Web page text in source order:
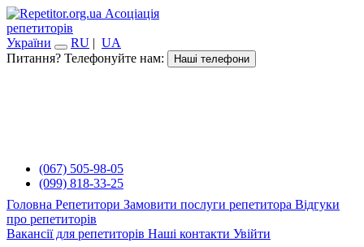
Асоціація
репетиторів
України
RU | UA
Питання? Телефонуйте нам:
Наші телефони
(067) 505-98-05
(099) 818-33-25
Головна Репетитори Замовити послуги репетитора Відгуки
про репетиторів
Вакансії для репетиторів Наші контакти Увійти